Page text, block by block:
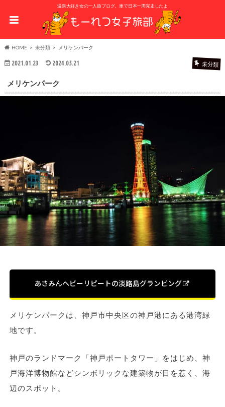
温泉大好き女の一人旅ブログ。車で日本一周完走したよ
HOME 未分類 メリケンパーク
2021.01.23 2024.05.21 未分類
メリケンパーク
あさみんヘビーリピートの淡路島グランピング
メリケンパークは、神戸市中央区の神戸港にある港湾緑
地です。
神戸のランドマーク「神戸ポートタワー」をはじめ、神
戸海洋博物館などシンボリックな建築物が目を惹く、海
辺のスポット。